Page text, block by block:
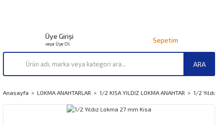
ARA
Üye Girişi
veya Üye Ol Sepetim
Anasayfa LOKMA ANAHTARLAR 1/2 KISA YILDIZ LOKMA ANAHTAR 1/2